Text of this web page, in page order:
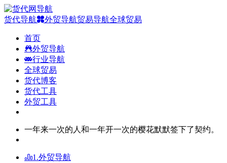
货代导航 外贸导航贸易导航全球贸易
首页
外贸导航
行业导航
全球贸易
货代博客
货代工具
外贸工具
一年来一次的人和一年开一次的樱花默默签下了契约。
1.外贸导航